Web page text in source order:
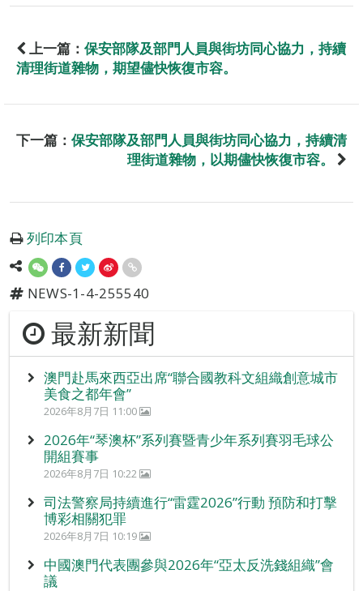
上一篇： 保安部隊及部門人員與街坊同心協力，持續
清理街道雜物，期望儘快恢復市容。
下一篇： 保安部隊及部門人員與街坊同心協力，持續清
理街道雜物，以期儘快恢復市容。
列印本頁
NEWS-1-4-255540
最新新聞
澳門赴馬來西亞出席“聯合國教科文組織創意城市
美食之都年會”
2026年8月7日 11:00
2026年“琴澳杯”系列賽暨青少年系列賽羽毛球公
開組賽事
2026年8月7日 10:22
司法警察局持續進行“雷霆2026”行動 預防和打擊
博彩相關犯罪
2026年8月7日 10:19
中國澳門代表團參與2026年“亞太反洗錢組織”會
議